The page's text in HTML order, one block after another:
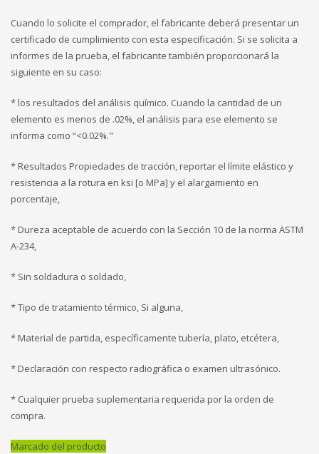
Cuando lo solicite el comprador, el fabricante deberá presentar un
certificado de cumplimiento con esta especificación. Si se solicita a
informes de la prueba, el fabricante también proporcionará la
siguiente en su caso:
* los resultados del análisis químico. Cuando la cantidad de un
elemento es menos de .02%, el análisis para ese elemento se
informa como “<0.02%."
* Resultados Propiedades de tracción, reportar el límite elástico y
resistencia a la rotura en ksi [o MPa] y el alargamiento en
porcentaje,
* Dureza aceptable de acuerdo con la Sección 10 de la norma ASTM
A-234,
* Sin soldadura o soldado,
* Tipo de tratamiento térmico, Si alguna,
* Material de partida, específicamente tubería, plato, etcétera,
* Declaración con respecto radiográfica o examen ultrasónico.
* Cualquier prueba suplementaria requerida por la orden de
compra.
Marcado del producto